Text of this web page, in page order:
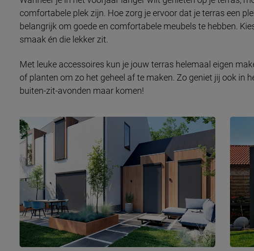
comfortabele plek zijn. Hoe zorg je ervoor dat je terras een
belangrijk om goede en comfortabele meubels te hebben.
smaak én die lekker zit.
Met leuke accessoires kun je jouw terras helemaal eigen
of planten om zo het geheel af te maken. Zo geniet jij ook in
buiten-zit-avonden maar komen!